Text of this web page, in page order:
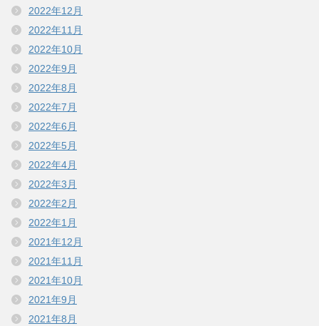
2022年12月
2022年11月
2022年10月
2022年9月
2022年8月
2022年7月
2022年6月
2022年5月
2022年4月
2022年3月
2022年2月
2022年1月
2021年12月
2021年11月
2021年10月
2021年9月
2021年8月